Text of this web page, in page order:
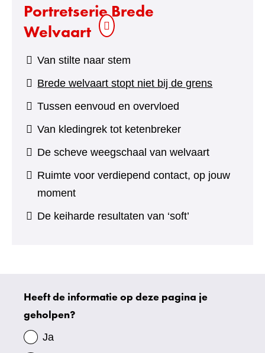
Portretserie Brede
Welvaart
Van stilte naar stem
Brede welvaart stopt niet bij de grens
Tussen eenvoud en overvloed
Van kledingrek tot ketenbreker
De scheve weegschaal van welvaart
Ruimte voor verdiepend contact, op jouw
moment
De keiharde resultaten van ‘soft’
Uw
gegevens
Heeft de informatie op deze pagina je
geholpen?
Ja